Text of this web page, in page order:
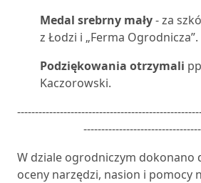
Medal srebrny mały- za
z Łodzi i „Ferma Ogrodnicza”.
Podziękowania otrzymali
Kaczorowski.
W dziale ogrodniczym dokonano
oceny narzędzi, nasion i pomocy